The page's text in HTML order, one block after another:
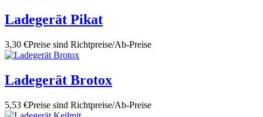
Ladegerät Pikat
3,30 €Preise sind Richtpreise/Ab-Preise
Ladegerät Brotox
5,53 €Preise sind Richtpreise/Ab-Preise